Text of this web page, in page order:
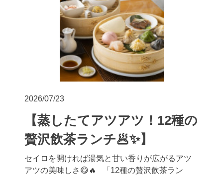
2026/07/23
【蒸したてアツアツ！12種の
贅沢飲茶ランチ🥟✨】
セイロを開ければ湯気と甘い香りが広がるアツ
アツの美味しさ😋🔥 「12種の贅沢飲茶ラン